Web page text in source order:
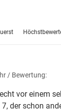
/ Bewertung:
vor einem
der schon